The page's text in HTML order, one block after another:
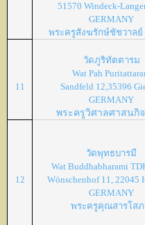
51570 Windeck-
GERMANY
พระครูสังฆรักษ์ชัชวาล
11
วัดภูริทัตตารม
Wat Pah
Sandfeld 12,35396
GERMANY
พระครูวิศาลศาสนกิ
12
วัดพุทธบารมี
Wat Buddhabharami
Wönschenhof 11, 22045
GERMANY
พระครูคุณสารโส